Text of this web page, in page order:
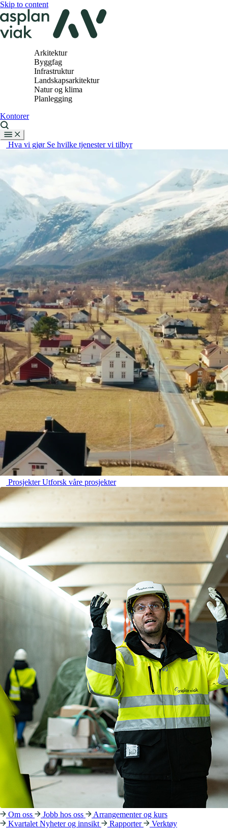
Skip to content
Arkitektur
Byggfag
Infrastruktur
Landskapsarkitektur
Natur og klima
Planlegging
Kontorer
Hva vi gjør Se hvilke tjenester vi tilbyr
ProsjekterUtforsk våre prosjekter
Om oss Jobb hos oss
Arrangementer og kurs
Kvartalet Nyheter og innsikt Rapporter
Verktøy